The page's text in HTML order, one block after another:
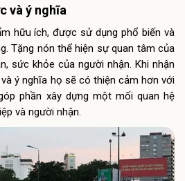
và ý nghĩa
hữu ích, được sử dụng phổ biến và
Tặng nón thể hiện sự quan tâm của
sức khỏe của người nhận. Khi nhận
ý nghĩa họ sẽ có thiện cảm hơn với
phần xây dựng một mối quan hệ
và người nhận.